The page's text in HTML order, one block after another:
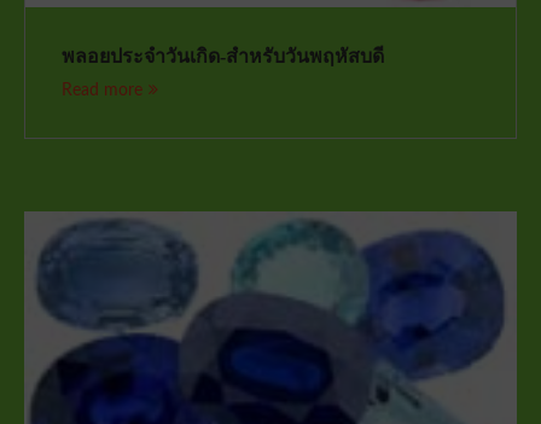
พลอยประจำวันเกิด-สำหรับวันพฤหัสบดี
Read more